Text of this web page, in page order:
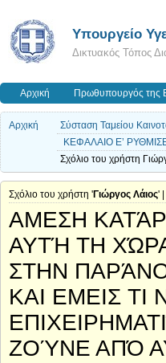
Υπουργείο
Δικτυακός Τόπος
Αρχική Πρωθυπουργός της
Αρχική
Σύσταση Ταμείου
ΚΕΦΑΛΑΙΟ Ε’
Σχόλιο του χρήστη
Σχόλιο του χρήστη 'Γιώργος Λάιος'
ΑΜΕΣΗ
ΑΥΤΉ ΤΗ
ΣΤΗΝ
ΚΑΙ ΕΜΕΙΣ
ΖΟΎΝΕ ΑΠΌ